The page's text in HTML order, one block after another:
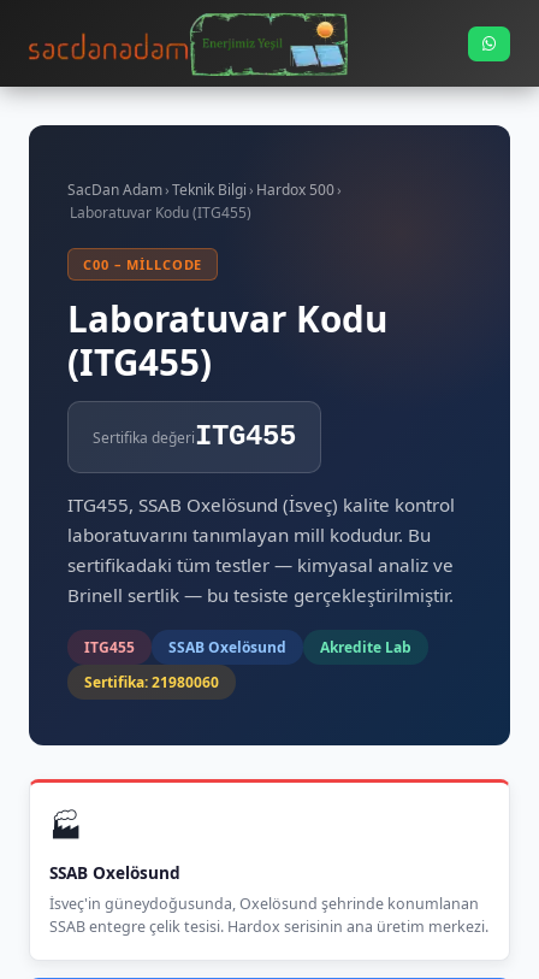
SacDan Adam›Teknik Bilgi› Hardox 500›
Laboratuvar Kodu (ITG455)
C00 – MILLCODE
Laboratuvar Kodu
(ITG455)
Sertifika değeriITG455
ITG455, SSAB Oxelösund (İsveç) kalite kontrol
laboratuvarını tanımlayan mill kodudur. Bu
sertifikadaki tüm testler — kimyasal analiz ve
Brinell sertlik — bu tesiste gerçekleştirilmiştir.
ITG455 SSAB Oxelösund
Akredite Lab
Sertifika: 21980060
🏭
SSAB Oxelösund
İsveç'in güneydoğusunda, Oxelösund şehrinde konumlanan
SSAB entegre çelik tesisi. Hardox serisinin ana üretim merkezi.